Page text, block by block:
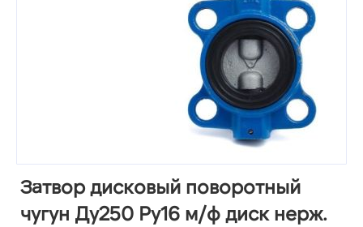
Затвор дисковый поворотный
чугун Ду250 Ру16 м/ф диск нерж.